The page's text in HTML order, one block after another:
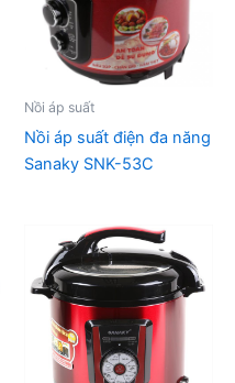
Nồi áp suất
Nồi áp suất điện đa năng
Sanaky SNK-53C